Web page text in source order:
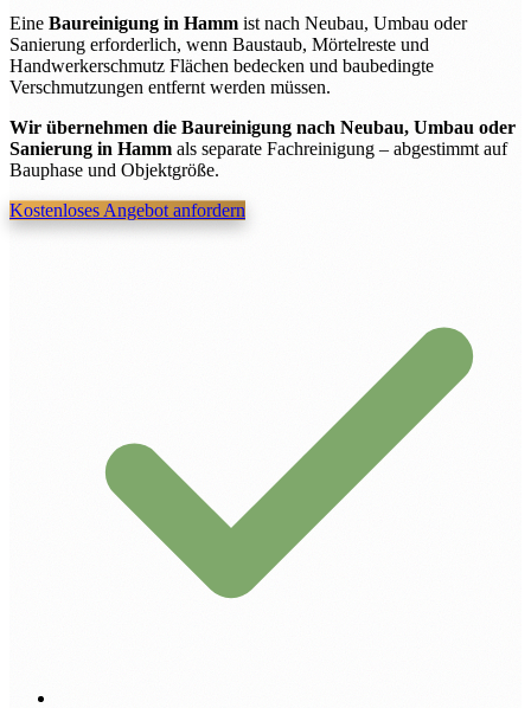
Eine Baureinigung in Hamm ist nach Neubau, Umbau oder
Sanierung erforderlich, wenn Baustaub, Mörtelreste und
Handwerkerschmutz Flächen bedecken und baubedingte
Verschmutzungen entfernt werden müssen.
Wir übernehmen die Baureinigung nach Neubau, Umbau oder
Sanierung in Hamm als separate Fachreinigung – abgestimmt auf
Bauphase und Objektgröße.
Kostenloses Angebot anfordern